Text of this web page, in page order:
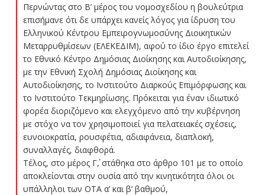
Περνώντας στο Β’ μέρος του νομοσχεδίου η βουλεύτρια
επισήμανε ότι δε υπάρχει κανείς λόγος για ίδρυση του
Ελληνικού Κέντρου Εμπειρογνωμοσύνης Διοικητικών
Μεταρρυθμίσεων (ΕΛΕΚΕΔΙΜ), αφού το ίδιο έργο επιτελεί
το Εθνικό Κέντρο Δημόσιας Διοίκησης και Αυτοδιοίκησης,
με την Εθνική Σχολή Δημόσιας Διοίκησης και
Αυτοδιοίκησης, το Ινστιτούτο Διαρκούς Επιμόρφωσης και
το Ινστιτούτο Τεκμηρίωσης. Πρόκειται για έναν ιδιωτικό
φορέα διοριζόμενο και ελεγχόμενο από την κυβέρνηση
με στόχο να τον χρησιμοποιεί για πελατειακές σχέσεις,
ευνοιοκρατία, ρουσφέτια, αδιαφάνεια, διαπλοκή,
συναλλαγές, διαφθορά.
Τέλος, στο μέρος Γ΄, στάθηκα στο άρθρο 101 με το οποίο
αποκλείονται στην ουσία από την κινητικότητα όλοι οι
υπάλληλοι των ΟΤΑ α’ και β’ βαθμού,